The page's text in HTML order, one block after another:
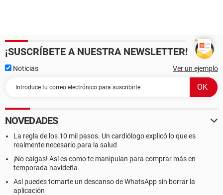
¡SUSCRÍBETE A NUESTRA NEWSLETTER!
Noticias Ver un ejemplo
NOVEDADES
La regla de los 10 mil pasos. Un cardiólogo explicó lo que es
realmente necesario para la salud
¡No caigas! Así es como te manipulan para comprar más en
temporada navideña
Así puedes tomarte un descanso de WhatsApp sin borrar la
aplicación